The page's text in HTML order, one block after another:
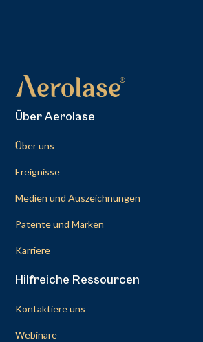
Über Aerolase
Über uns
Ereignisse
Medien und Auszeichnungen
Patente und Marken
Karriere
Hilfreiche Ressourcen
Kontaktiere uns
Webinare